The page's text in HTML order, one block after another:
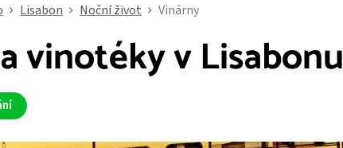
Lisabon Noční život Vinárny
vinotéky v Lisabonu